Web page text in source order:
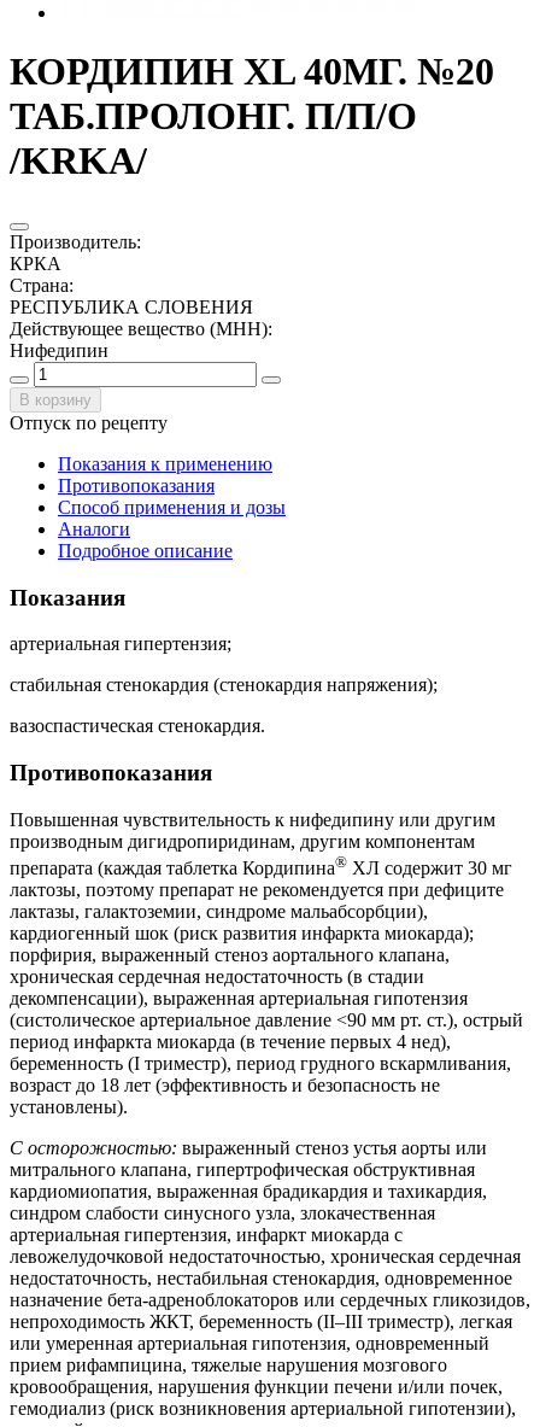
КОРДИПИН XL 40МГ. №20
ТАБ.ПРОЛОНГ. П/П/О
/KRKA/
Производитель:
КРКА
Страна:
РЕСПУБЛИКА СЛОВЕНИЯ
Действующее вещество (МНН):
Нифедипин
В корзину
Отпуск по рецепту
Показания к применению
Противопоказания
Способ применения и дозы
Аналоги
Подробное описание
Показания
артериальная гипертензия;
стабильная стенокардия (стенокардия напряжения);
вазоспастическая стенокардия.
Противопоказания
Повышенная чувствительность к нифедипину или другим
производным дигидропиридинам, другим компонентам
препарата (каждая таблетка Кордипина® ХЛ содержит 30 мг
лактозы, поэтому препарат не рекомендуется при дефиците
лактазы, галактоземии, синдроме мальабсорбции),
кардиогенный шок (риск развития инфаркта миокарда);
порфирия, выраженный стеноз аортального клапана,
хроническая сердечная недостаточность (в стадии
декомпенсации), выраженная артериальная гипотензия
(систолическое артериальное давление <90 мм рт. ст.), острый
период инфаркта миокарда (в течение первых 4 нед),
беременность (I триместр), период грудного вскармливания,
возраст до 18 лет (эффективность и безопасность не
установлены).
С осторожностью: выраженный стеноз устья аорты или
митрального клапана, гипертрофическая обструктивная
кардиомиопатия, выраженная брадикардия и тахикардия,
синдром слабости синусного узла, злокачественная
артериальная гипертензия, инфаркт миокарда с
левожелудочковой недостаточностью, хроническая сердечная
недостаточность, нестабильная стенокардия, одновременное
назначение бета-адреноблокаторов или сердечных гликозидов,
непроходимость ЖКТ, беременность (II–III триместр), легкая
или умеренная артериальная гипотензия, одновременный
прием рифампицина, тяжелые нарушения мозгового
кровообращения, нарушения функции печени и/или почек,
гемодиализ (риск возникновения артериальной гипотензии),